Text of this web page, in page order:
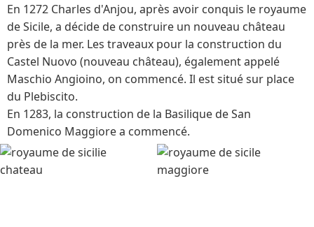
En 1272 Charles d'Anjou, après avoir conquis le royaume
de Sicile, a décide de construire un nouveau château
près de la mer. Les traveaux pour la construction du
Castel Nuovo (nouveau château), également appelé
Maschio Angioino, on commencé. Il est situé sur place
du Plebiscito.
En 1283, la construction de la Basilique de San
Domenico Maggiore a commencé.